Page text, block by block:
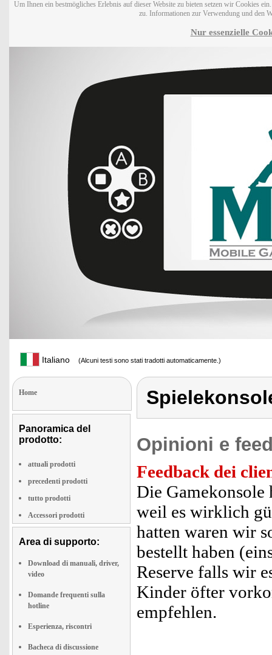
Um Ihnen ein bestmögliches Erlebnis auf dieser Website zu bieten setzen wir Cookies
zu. Informationen zur Verwendung und den
Nur essenzielle
Italiano (Alcuni testi sono stati tradotti automaticamente.)
Home
Panoramica del
prodotto:
attuali prodotti
precedenti prodotti
tutto prodotti
Accessori prodotti
Area di supporto:
Download di manuali, driver,
video
Domande frequenti sulla
hotline
Esperienza, riscontri
Bacheca di discussione
Opinioni e
Feedback dei
Die
weil es wirklich
hatten waren wir
bestellt haben
Reserve falls wir
Kinder öfter
empfehlen.